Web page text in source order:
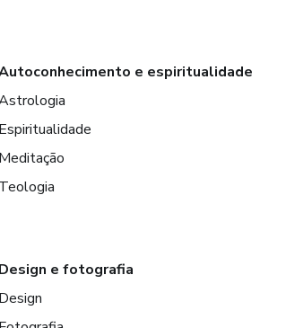
e espiritualidade
Espiritualidade
Meditação
Teologia
Design e fotografia
Design